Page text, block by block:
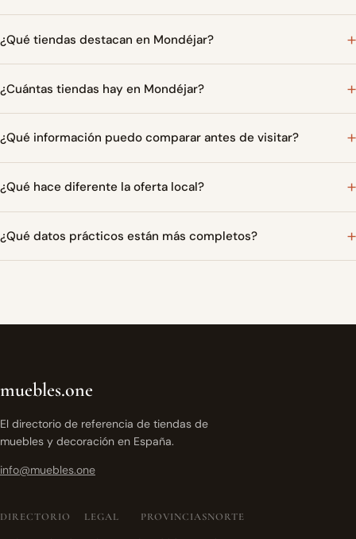
¿Qué tiendas destacan en Mondéjar?
¿Cuántas tiendas hay en Mondéjar?
¿Qué información puedo comparar antes de visitar?
¿Qué hace diferente la oferta local?
¿Qué datos prácticos están más completos?
muebles.one
El directorio de referencia de tiendas de
muebles y decoración en España.
info@muebles.one
DIRECTORIO LEGAL PROVINCIASNORTE